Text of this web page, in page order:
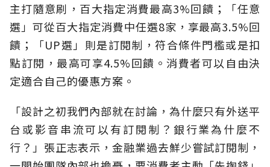
主打隨意刷，百大指定消費最高3%回饋；「任意
選」可從百大指定消費中任選8家，享最高3.5%回
饋；「UP選」則是訂閱制，符合條件門檻或是扣
點訂閱，最高可享4.5%回饋。消費者可以自由決
定適合自己的優惠方案。
「設計之初我們內部就在討論，為什麼只有外送平
台或影音串流可以有訂閱制？銀行業為什麼不
行？」張正志表示，金融業過去鮮少嘗試訂閱制，